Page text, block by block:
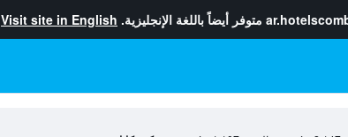
متوفر أيضاً باللغة الإنجليزية. Visit site in English